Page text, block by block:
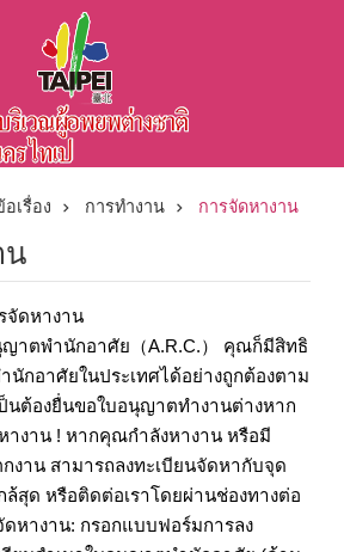
ก
เรื่อง การทำงาน การจัดหางาน
น
จัดหางาน
าตพำนักอาศัย（A.R.C.） คุณก็มีสิทธิ
นักอาศัยในประเทศได้อย่างถูกต้องตาม
นต้องยื่นขอใบอนุญาตทำงานต่างหาก
างาน ! หากคุณกำลังหางาน หรือมี
งาน สามารถลงทะเบียนจัดหากับจุด
ล้สุด หรือติดต่อเราโดยผ่านช่องทางต่อ
ดหางาน: กรอกแบบฟอร์มการลง